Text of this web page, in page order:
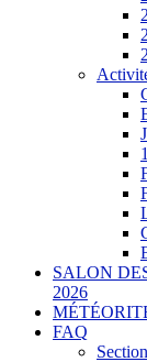
SALON
2026
FAQ